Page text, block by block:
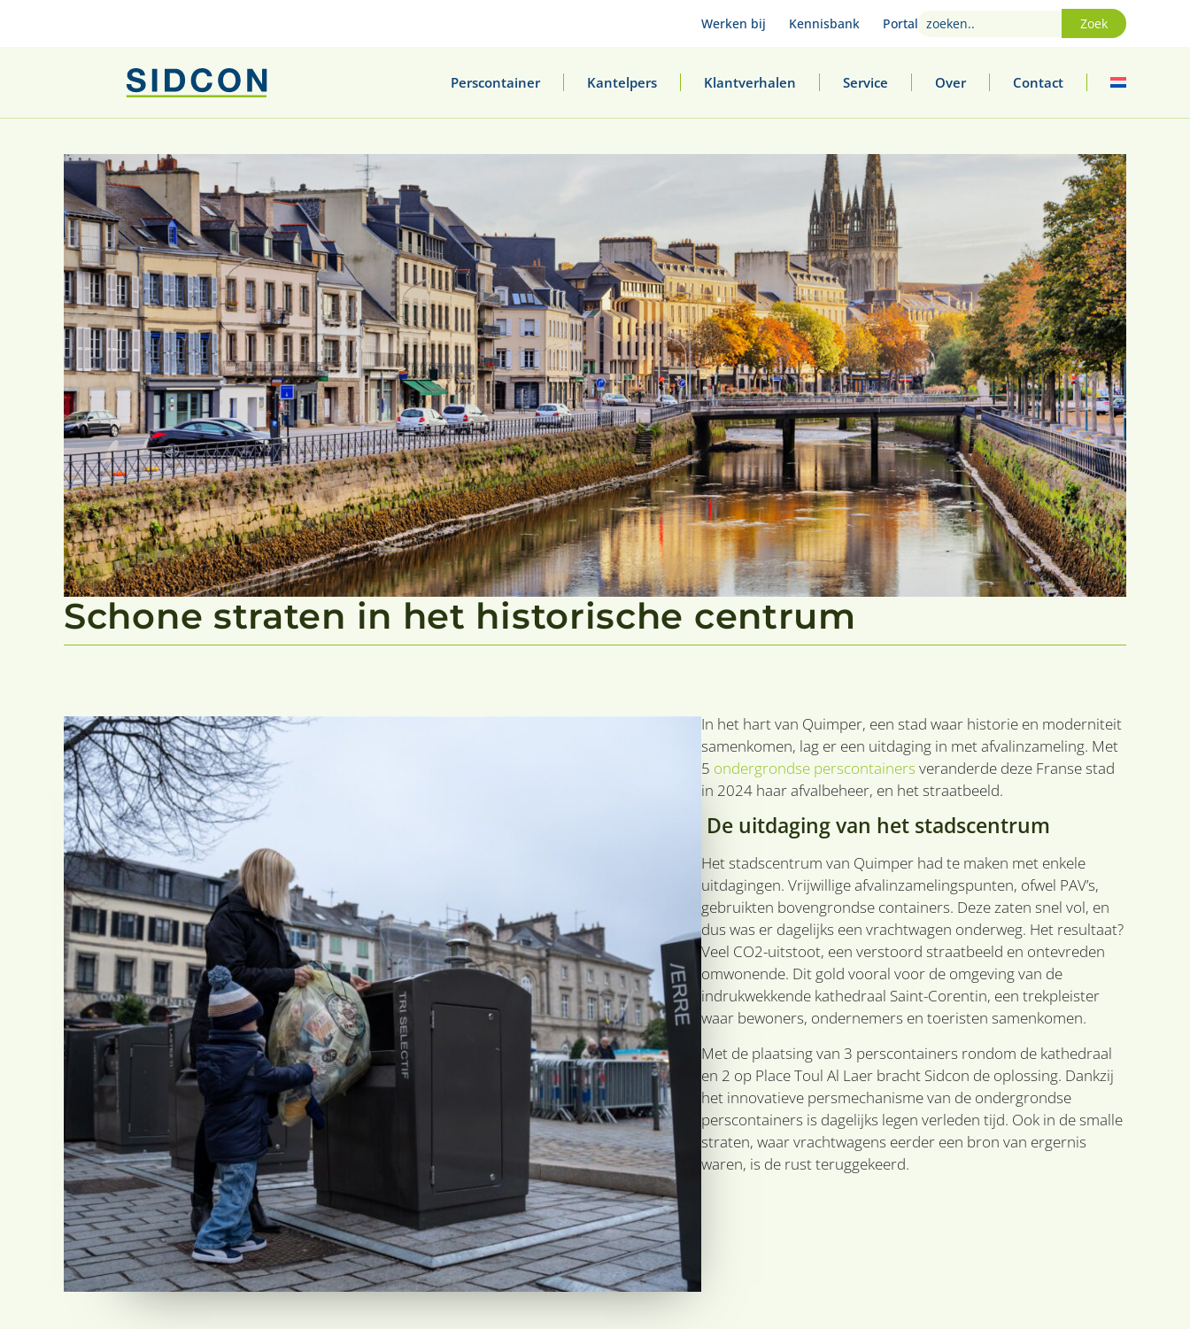
Zoek
Werken bij Kennisbank Portal
Perscontainer Kantelpers Klantverhalen Service Over Contact
Schone straten in het historische centrum
In het hart van Quimper, een stad waar historie en moderniteit
samenkomen, lag er een uitdaging in met afvalinzameling. Met
5 ondergrondse perscontainers veranderde deze Franse stad
in 2024 haar afvalbeheer, en het straatbeeld.
De uitdaging van het stadscentrum
Het stadscentrum van Quimper had te maken met enkele
uitdagingen. Vrijwillige afvalinzamelingspunten, ofwel PAV’s,
gebruikten bovengrondse containers. Deze zaten snel vol, en
dus was er dagelijks een vrachtwagen onderweg. Het resultaat?
Veel CO2-uitstoot, een verstoord straatbeeld en ontevreden
omwonende. Dit gold vooral voor de omgeving van de
indrukwekkende kathedraal Saint-Corentin, een trekpleister
waar bewoners, ondernemers en toeristen samenkomen.
Met de plaatsing van 3 perscontainers rondom de kathedraal
en 2 op Place Toul Al Laer bracht Sidcon de oplossing. Dankzij
het innovatieve persmechanisme van de ondergrondse
perscontainers is dagelijks legen verleden tijd. Ook in de smalle
straten, waar vrachtwagens eerder een bron van ergernis
waren, is de rust teruggekeerd.